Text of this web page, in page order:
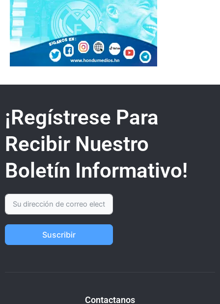
¡Regístrese Para
Recibir Nuestro
Boletín Informativo!
Suscribir
Contactanos